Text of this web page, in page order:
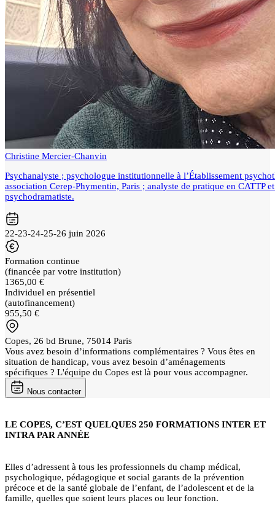
Christine Mercier-Chanvin
Psychanalyste ; psychologue institutionnelle à l’Établissement
association Cerep-Phymentin, Paris ; analyste de pratique en CATTP
psychodramatiste.
22-23-24-25-26 juin 2026
Formation continue
(financée par votre institution)
1365,00 €
Individuel en présentiel
(autofinancement)
955,50 €
Copes, 26 bd Brune, 75014 Paris
Vous avez besoin d’informations complémentaires ? Vous êtes en
situation de handicap, vous avez besoin d’aménagements
spécifiques ? L'équipe du Copes est là pour vous accompagner.
Nous contacter
LE COPES, C’EST QUELQUES 250 FORMATIONS INTER ET
INTRA PAR ANNÉE
Elles d’adressent à tous les professionnels du champ médical,
psychologique, pédagogique et social garants de la prévention
précoce et de la santé globale de l’enfant, de l’adolescent et de la
famille, quelles que soient leurs places ou leur fonction.